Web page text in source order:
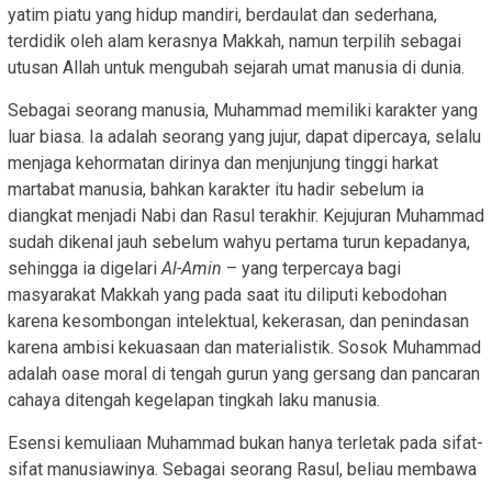
yatim piatu yang hidup mandiri, berdaulat dan sederhana,
terdidik oleh alam kerasnya Makkah, namun terpilih sebagai
utusan Allah untuk mengubah sejarah umat manusia di dunia.
Sebagai seorang manusia, Muhammad memiliki karakter yang
luar biasa. Ia adalah seorang yang jujur, dapat dipercaya, selalu
menjaga kehormatan dirinya dan menjunjung tinggi harkat
martabat manusia, bahkan karakter itu hadir sebelum ia
diangkat menjadi Nabi dan Rasul terakhir. Kejujuran Muhammad
sudah dikenal jauh sebelum wahyu pertama turun kepadanya,
sehingga ia digelari Al-Amin – yang terpercaya bagi
masyarakat Makkah yang pada saat itu diliputi kebodohan
karena kesombongan intelektual, kekerasan, dan penindasan
karena ambisi kekuasaan dan materialistik. Sosok Muhammad
adalah oase moral di tengah gurun yang gersang dan pancaran
cahaya ditengah kegelapan tingkah laku manusia.
Esensi kemuliaan Muhammad bukan hanya terletak pada sifat-
sifat manusiawinya. Sebagai seorang Rasul, beliau membawa